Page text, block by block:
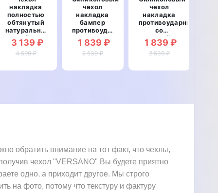
накладка
полностью
обтянутый
натуральной
кожей для
Huawei Y5
2018
СТРАУС"
3 139 ₽
4 599 ₽
чехол
накладка
бампер
противоударный
со
вставкой из
натуральной
Huawei Y5
1 839 ₽
2 539 ₽
чехол
накладка
противоударный
со
вставкой из
натуральной
кожи для
2018
1 839 ₽
2 539 ₽
обратить внимание на тот факт, что чехлы,
чехол "VERSANO" Вы будете приятно
одно, а приходит другое. Мы строго
на фото, потому что текстуру и фактуру